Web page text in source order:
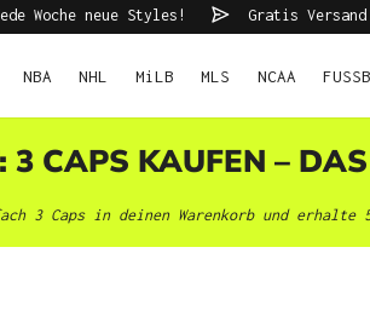
Woche neue Styles! Gratis
NBA NHL MiLB MLS NCAA
3 CAPS KAUFEN –
3 Caps in deinen Warenkorb und erhalte